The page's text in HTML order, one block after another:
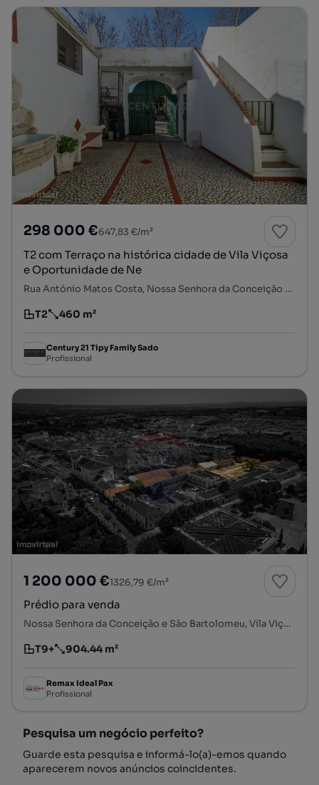
298 000 €647,83 €/m²
T2 com Terraço na histórica cidade de Vila Viçosa
e Oportunidade de Ne
Rua António Matos Costa, Nossa Senhora da Conceição e São Bartolomeu, Vila Viçosa, Évora
Tipologia
T2
Preço por metro quadrado
460 m²
Century 21 Tipy Family Sado
Profissional
1 200 000 €1326,79 €/m²
Prédio para venda
Nossa Senhora da Conceição e São Bartolomeu, Vila Viçosa, Évora
Tipologia
T9+
Preço por metro quadrado
904.44 m²
Remax Ideal Pax
Profissional
Pesquisa um negócio perfeito?
Guarde esta pesquisa e informá-lo(a)-emos quando
aparecerem novos anúncios coincidentes.